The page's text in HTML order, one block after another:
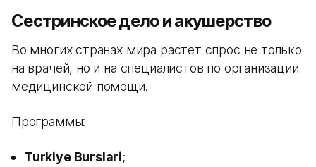
Сестринское дело и акушерство
Во многих странах мира растет спрос не только
на врачей, но и на специалистов по организации
медицинской помощи.
Программы:
Turkiye Burslari;